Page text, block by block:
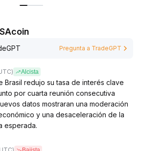
Pregunta a TradeGPT
Alcista
Brasil redujo su tasa de interés clave
por cuarta reunión consecutiva
datos mostraran una moderación
y una desaceleración de la
esperada.